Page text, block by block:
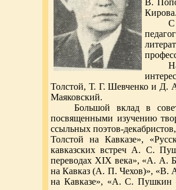
В.
С
Толстой, Т. Г. Шевченко и
Маяковский.
Большой вклад в
посвященными изучению
ссыльных поэтов-
Толстой на Кавказе»,
кавказских встреч А. С.
переводах XIX века», «А. А.
на Кавказ (А. П. Чехов)», «В.
на Кавказе», «А. С. Пушкин